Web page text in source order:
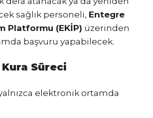
sağlık personeli, Entegre
Platformu (EKİP) üzerinden
başvuru yapabilecek.
Süreci
elektronik ortamda